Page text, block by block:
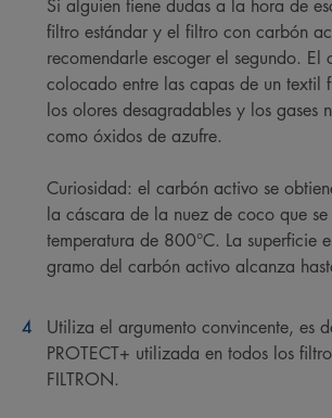
Si alguien tiene dudas a la hora de
filtro estándar y el filtro con carbón
recomendarle escoger el segundo. El
colocado entre las capas de un textil
los olores desagradables y los gases
como óxidos de azufre.
Curiosidad: el carbón activo se
la cáscara de la nuez de coco que
temperatura de 800°C. La superficie
gramo del carbón activo alcanza
Utiliza el argumento convincente, es
PROTECT+ utilizada en todos los
FILTRON.